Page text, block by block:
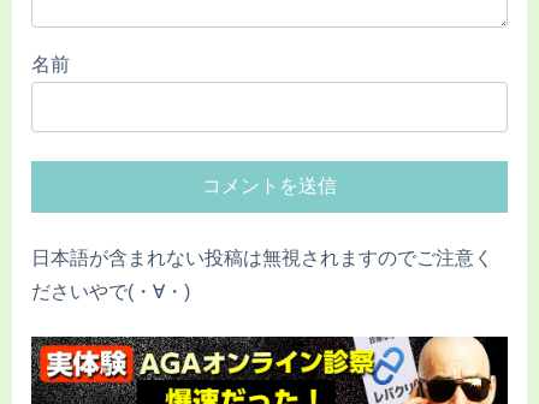
名前
日本語が含まれない投稿は無視されますのでご注意く
ださいやで(・∀・)